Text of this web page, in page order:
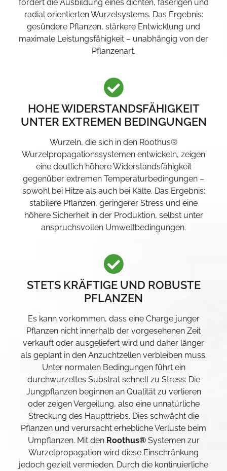
fördert die Ausbildung eines dichten, faserigen und
radial orientierten Wurzelsystems. Das Ergebnis:
gesündere Pflanzen, stärkere Entwicklung und
maximale Leistungsfähigkeit – unabhängig von der
Pflanzenart.
HOHE WIDERSTANDSFÄHIGKEIT
UNTER EXTREMEN BEDINGUNGEN
Wurzeln, die sich in den Roothus®
Wurzelpropagationssystemen entwickeln, zeigen
eine deutlich höhere Widerstandsfähigkeit
gegenüber extremen Temperaturbedingungen –
sowohl bei Hitze als auch bei Kälte. Das Ergebnis:
stabilere Pflanzen, geringerer Stress und eine
höhere Sicherheit in der Produktion, selbst unter
anspruchsvollen Umweltbedingungen.
STETS KRÄFTIGE UND ROBUSTE
PFLANZEN
Es kann vorkommen, dass eine Charge junger
Pflanzen nicht innerhalb der vorgesehenen Zeit
verkauft oder ausgeliefert wird und daher länger
als geplant in den Anzuchtzellen verbleiben muss.
Unter normalen Bedingungen führt ein
durchwurzeltes Substrat schnell zu Stress: Die
Jungpflanzen beginnen an Qualität zu verlieren
oder zeigen Vergeilung, also eine unnatürliche
Streckung des Haupttriebs. Dies schwächt die
Pflanzen und verursacht erhebliche Verluste beim
Umpflanzen. Mit den Roothus®Systemen zur
Wurzelpropagation wird diese Einschränkung
jedoch gezielt vermieden. Durch die kontinuierliche